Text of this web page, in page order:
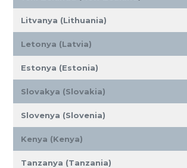
Litvanya (Lithuania)
Letonya (Latvia)
Estonya (Estonia)
Slovakya (Slovakia)
Slovenya (Slovenia)
Kenya (Kenya)
Tanzanya (Tanzania)